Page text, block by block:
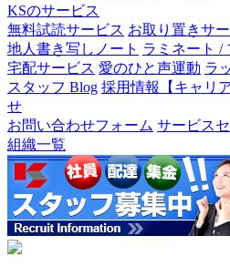
KSのサービス
無料試読サービス お取り置きサ
地人書き写しノート ラミネート /
宅配サービス 愛のひと声運動 ラ
スタッフ Blog 採用情報【キャリ
せ
お問い合わせフォーム サービス
組織一覧